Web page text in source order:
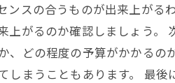
ンスの合うものが出来上が
上がるのか確認しましょう
、どの程度の予算がかかる
まうこともあります。 最後